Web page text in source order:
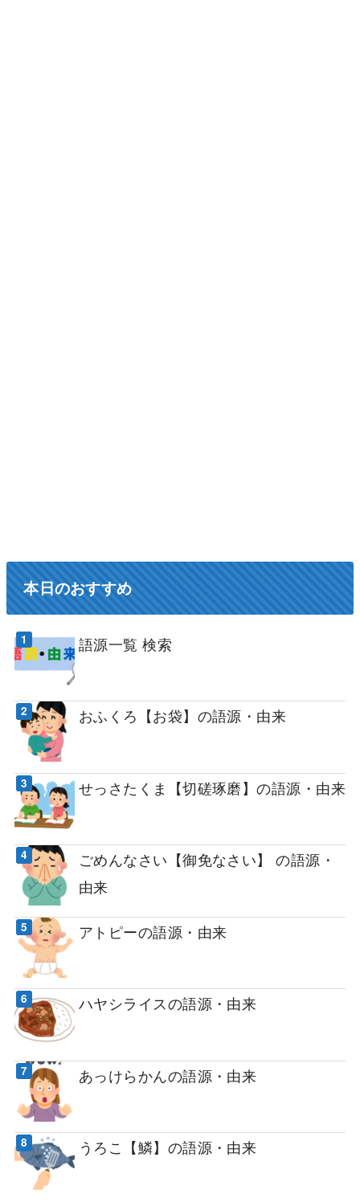
本日のおすすめ
語源一覧 検索
おふくろ【お袋】の語源・由来
せっさたくま【切磋琢磨】の語源・由来
ごめんなさい【御免なさい】 の語源・
由来
アトピーの語源・由来
ハヤシライスの語源・由来
あっけらかんの語源・由来
うろこ【鱗】の語源・由来